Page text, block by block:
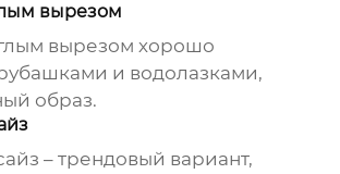
вырезом
вырезом хорошо
и водолазками,
образ.
– трендовый вариант,